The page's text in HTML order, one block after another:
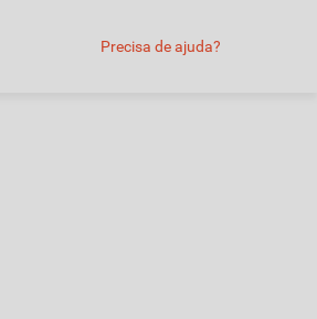
Precisa de ajuda?